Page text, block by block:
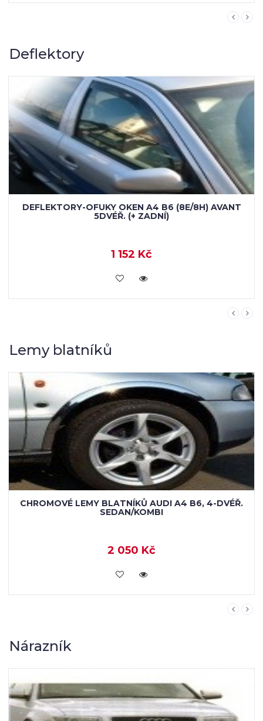
Deflektory
DEFLEKTORY-OFUKY OKEN AUDI A4 B6 (8E/8H)
SEDAN (+ ZADNÍ)
1 152 Kč
KOUPIT
Lemy blatníků
LEMY BLATNÍKŮ AUDI A4 B6, 4-DVÉŘ.
SEDAN/KOMBI, PRO LAKOVÁNÍ
2 050 Kč
KOUPIT
Nárazník